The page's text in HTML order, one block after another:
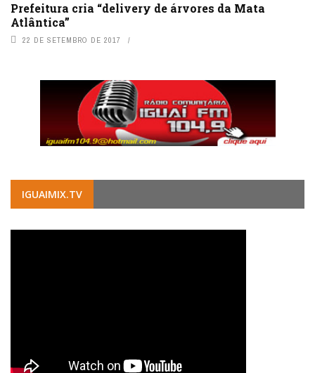
Prefeitura cria “delivery de árvores da Mata
Atlântica”
22 DE SETEMBRO DE 2017
IGUAIMIX.TV